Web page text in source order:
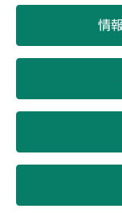
情